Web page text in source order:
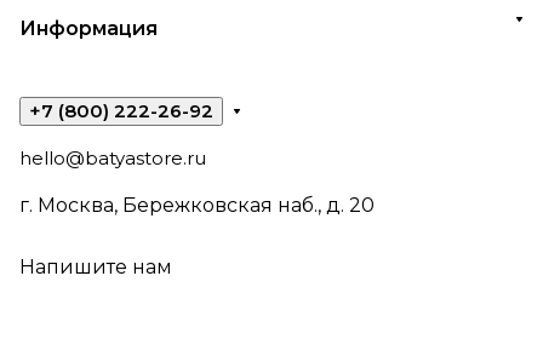
Информация
+7 (800) 222-26-92
hello@batyastore.ru
г. Москва, Бережковская наб., д. 20
Напишите нам